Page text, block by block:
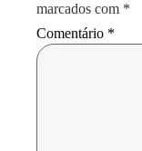
marcados com *
Comentário *